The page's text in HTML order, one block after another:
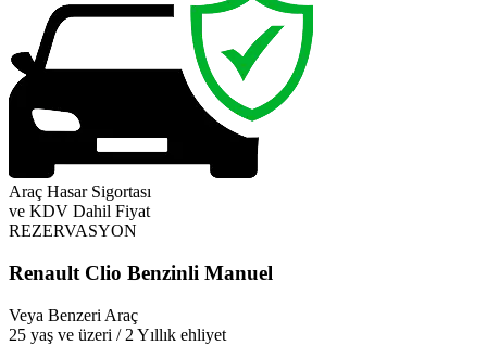
Araç Hasar Sigortası
ve KDV Dahil Fiyat
REZERVASYON
Renault Clio Benzinli Manuel
Veya Benzeri Araç
25 yaş ve üzeri / 2 Yıllık ehliyet